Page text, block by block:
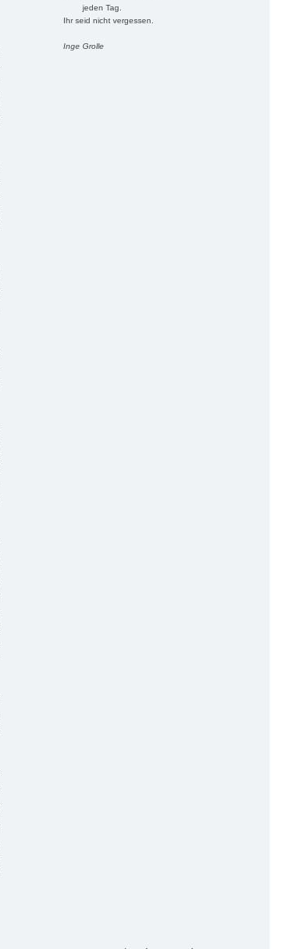
jeden Tag.
Ihr seid nicht vergessen.
Inge Grolle